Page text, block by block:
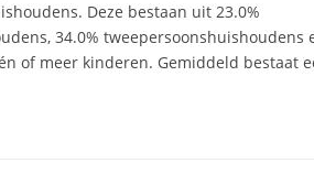
Deze bestaan uit 23.0%
34.0% tweepersoonshuishoudens
of meer kinderen. Gemiddeld bestaat